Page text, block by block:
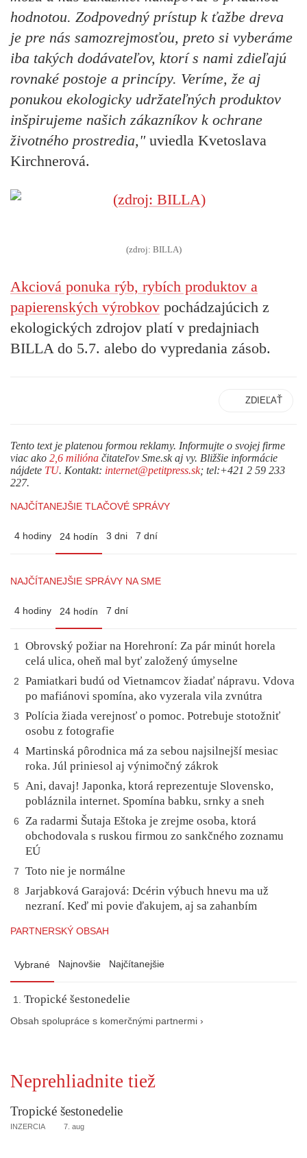
hodnotou. Zodpovedný prístup k ťažbe dreva
je pre nás samozrejmosťou, preto si vyberáme
iba takých dodávateľov, ktorí s nami zdieľajú
rovnaké postoje a princípy. Veríme, že aj
ponukou ekologicky udržateľných produktov
inšpirujeme našich zákazníkov k ochrane
životného prostredia,"uviedla Kvetoslava
Kirchnerová.
(zdroj: BILLA)
Akciová ponuka rýb, rybích produktov a
papierenských výrobkov pochádzajúcich z
ekologických zdrojov platí v predajniach
BILLA do 5.7. alebo do vypredania zásob.
ZDIEĽAŤ
Tento text je platenou formou reklamy. Informujte o svojej firme
viac ako 2,6 milióna čitateľov Sme.sk aj vy. Bližšie informácie
nájdete TU. Kontakt: internet@petitpress.sk; tel:+421 2 59 233
227.
NAJČÍTANEJŠIE TLAČOVÉ SPRÁVY
4 hodiny 24 hodín 3 dni 7 dní
NAJČÍTANEJŠIE SPRÁVY NA SME
4 hodiny 24 hodín 7 dní
1
Obrovský požiar na Horehroní: Za pár minút horela
celá ulica, oheň mal byť založený úmyselne
2
Pamiatkari budú od Vietnamcov žiadať nápravu. Vdova
po mafiánovi spomína, ako vyzerala vila zvnútra
3
Polícia žiada verejnosť o pomoc. Potrebuje stotožniť
osobu z fotografie
4 Martinská pôrodnica má za sebou najsilnejší mesiac
roka. Júl priniesol aj výnimočný zákrok
5
Ani, davaj! Japonka, ktorá reprezentuje Slovensko,
pobláznila internet. Spomína babku, srnky a sneh
6
Za radarmi Šutaja Eštoka je zrejme osoba, ktorá
obchodovala s ruskou firmou zo sankčného zoznamu
EÚ
7 Toto nie je normálne
8
Jarjabková Garajová: Dcérin výbuch hnevu ma už
nezraní. Keď mi povie ďakujem, aj sa zahanbím
PARTNERSKÝ OBSAH
Vybrané Najnovšie Najčítanejšie
Tropické šestonedelie
Obsah spolupráce s komerčnými partnermi ›
Neprehliadnite tiež
Tropické šestonedelie
INZERCIA 7. aug